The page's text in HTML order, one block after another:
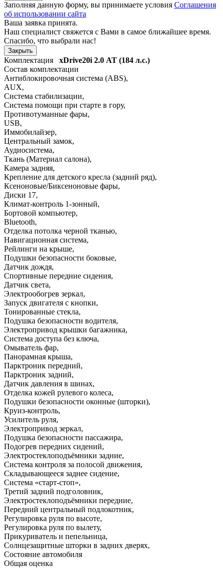
Заполняя данную форму, вы принимаете условия Соглашения
об использовании сайта
Ваша заявка принята.
Наш специалист свяжется с Вами в самое ближайшее время.
Спасибо, что выбрали нас!
Закрыть
Комплектация xDrive20i 2.0 АТ (184 л.с.)
Состав комплектации
Антиблокировочная система (ABS),
AUX,
Система стабилизации,
Система помощи при старте в гору,
Противотуманные фары,
USB,
Иммобилайзер,
Центральный замок,
Аудиосистема,
Ткань (Материал салона),
Камера задняя,
Крепление для детского кресла (задний ряд),
Ксеноновые/Биксеноновые фары,
Диски 17,
Климат-контроль 1-зонный,
Бортовой компьютер,
Bluetooth,
Отделка потолка черной тканью,
Навигационная система,
Рейлинги на крыше,
Подушки безопасности боковые,
Датчик дождя,
Спортивные передние сидения,
Датчик света,
Электрообогрев зеркал,
Запуск двигателя с кнопки,
Тонированные стекла,
Подушка безопасности водителя,
Электропривод крышки багажника,
Система доступа без ключа,
Омыватель фар,
Панорамная крыша,
Парктроник передний,
Парктроник задний,
Датчик давления в шинах,
Отделка кожей рулевого колеса,
Подушки безопасности оконные (шторки),
Круиз-контроль,
Усилитель руля,
Электропривод зеркал,
Подушка безопасности пассажира,
Подогрев передних сидений,
Электростеклоподъёмники задние,
Система контроля за полосой движения,
Складывающееся заднее сидение,
Система «старт-стоп»,
Третий задний подголовник,
Электростеклоподъёмники передние,
Передний центральный подлокотник,
Регулировка руля по высоте,
Регулировка руля по вылету,
Прикуриватель и пепельница,
Солнцезащитные шторки в задних дверях,
Состояние автомобиля
Общая оценка